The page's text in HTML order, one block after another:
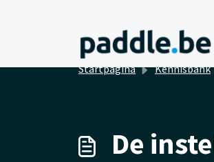
Startpagina
Kennisbank
De